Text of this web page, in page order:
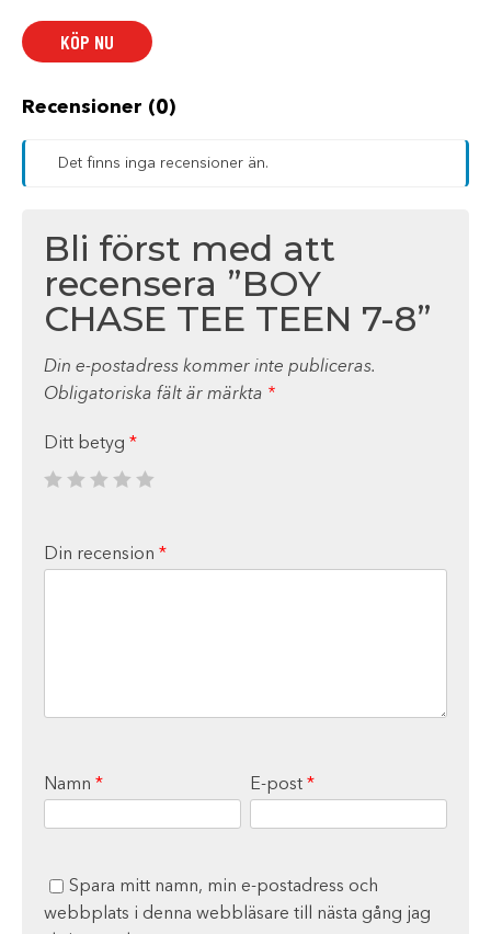
mängd
KÖP NU
Recensioner (0)
Det finns inga recensioner än.
Bli först med att
recensera ”BOY
CHASE TEE TEEN 7-8”
Din e-postadress kommer inte publiceras.
Obligatoriska fält är märkta *
Ditt betyg *
Din recension *
Namn * E-post *
Spara mitt namn, min e-postadress och
webbplats i denna webbläsare till nästa gång jag